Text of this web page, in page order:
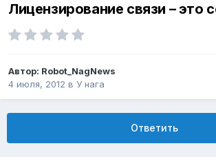
Лицензирование связи – это
Автор: Robot_NagNews
4 июля, 2012 в У нага
Ответить